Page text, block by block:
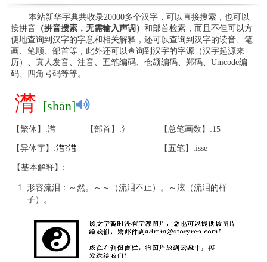
本站新华字典共收录20000多个汉字，可以直接搜索，也可以
按拼音（拼音搜索，无需输入声调） 和部首检索，而且不但可以方
便地查询到汉字的字意和相关解释，还可以查询到汉字的读音、笔
画、笔顺、部首等，此外还可以查询到汉字的字源（汉字起源来
历）、真人发音、注音、五笔编码、仓颉编码、郑码、Unicode编
码、四角号码等等。
潸 [shān]
【繁体】:潸 【部首】:氵 【总笔画数】:15
【异体字】:澘?澘 【五笔】:isse
【基本解释】:
形容流泪：～然。～～（流泪不止）。～泫（流泪的样
子）。